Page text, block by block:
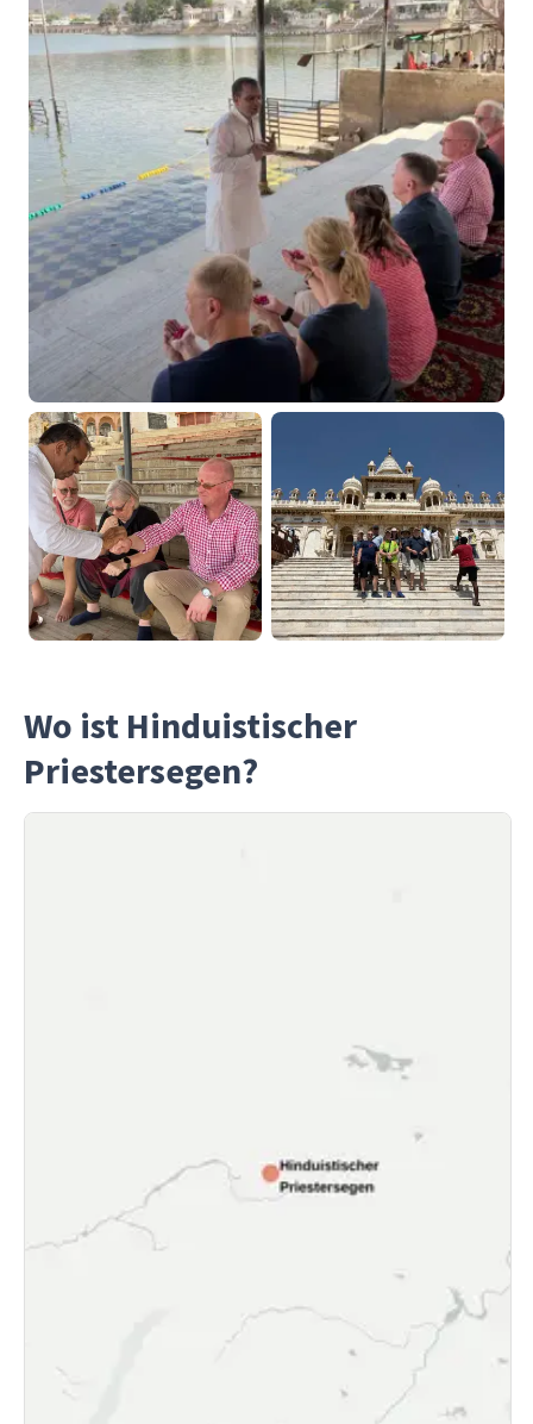
Wo ist Hinduistischer
Priestersegen?